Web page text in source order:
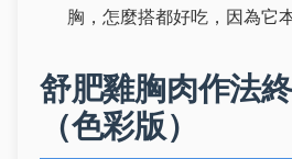
胸，怎麼搭都好吃，因為它
舒肥雞胸肉作法
（色彩版）